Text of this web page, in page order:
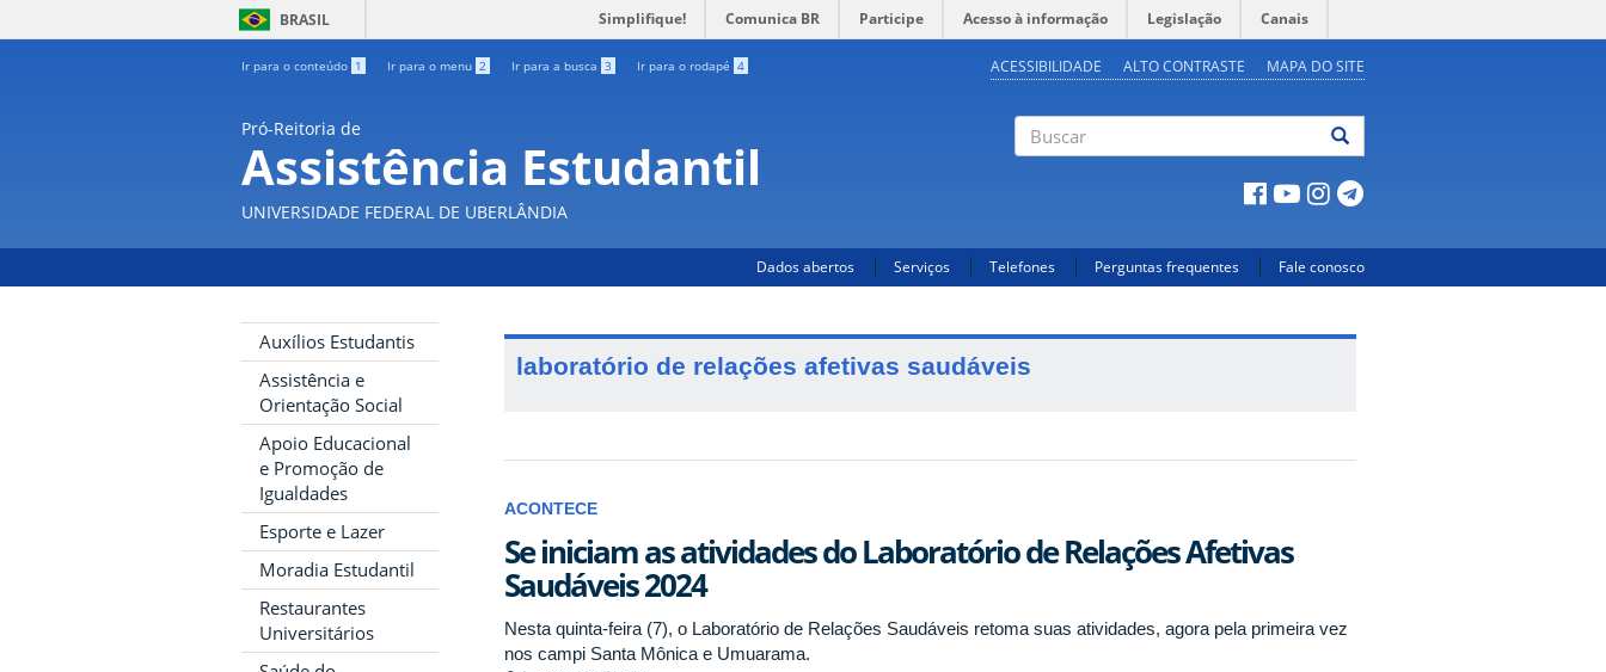
BRASIL Simplifique! Comunica BR Participe Acesso à informação Legislação Canais
Ir para o conteúdo 1 Ir para o menu 2 Ir para a busca 3 Ir para o rodapé 4 ACESSIBILIDADE ALTO CONTRASTE MAPA DO SITE
Pró-Reitoria de
Assistência Estudantil
UNIVERSIDADE FEDERAL DE UBERLÂNDIA
Dados abertos Serviços Telefones Perguntas frequentes Fale conosco
Auxílios Estudantis
Assistência e
Orientação Social
Apoio Educacional
e Promoção de
Igualdades
Esporte e Lazer
Moradia Estudantil
Restaurantes
Universitários
laboratório de relações afetivas saudáveis
ACONTECE
Se iniciam as atividades do Laboratório de Relações Afetivas
Saudáveis 2024
Nesta quinta-feira (7), o Laboratório de Relações Saudáveis retoma suas atividades, agora pela primeira vez
nos campi Santa Mônica e Umuarama.